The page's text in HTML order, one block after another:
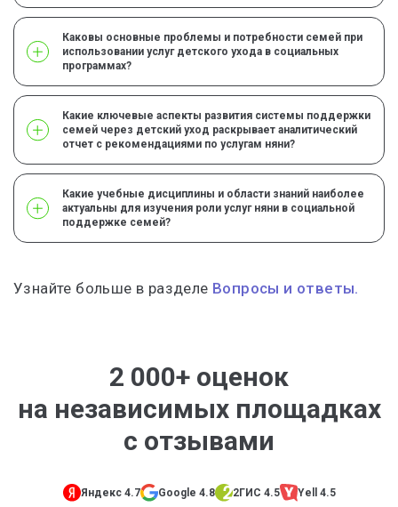
Каковы основные проблемы и потребности семей при
использовании услуг детского ухода в социальных
программах?
Какие ключевые аспекты развития системы поддержки
семей через детский уход раскрывает аналитический
отчет с рекомендациями по услугам няни?
Какие учебные дисциплины и области знаний наиболее
актуальны для изучения роли услуг няни в социальной
поддержке семей?
Узнайте больше в разделе Вопросы и ответы.
2 000+ оценок
на независимых площадках
с отзывами
Яндекс 4.7 Google 4.8 2ГИС 4.5 Yell 4.5